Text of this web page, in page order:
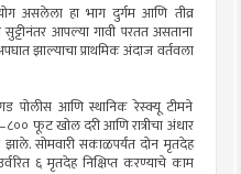
असलेला हा भाग दुर्गम आणि तीव्र
आपल्या गावी परतत असताना
झाल्याचा प्राथमिक अंदाज वर्तवला
पोलीस आणि स्थानिक रेस्क्यू टीमने
फूट खोल दरी आणि रात्रीचा अंधार
सोमवारी सकाळपर्यंत दोन मृतदेह
६ मृतदेह निक्षिप्त करण्याचे काम